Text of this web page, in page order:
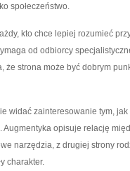
społeczeństwo.
kto chce lepiej rozumieć
od odbiorcy
że strona może być dobrym
widać zainteresowanie tym,
opisuje relację
narzędzia, z drugiej strony
charakter.